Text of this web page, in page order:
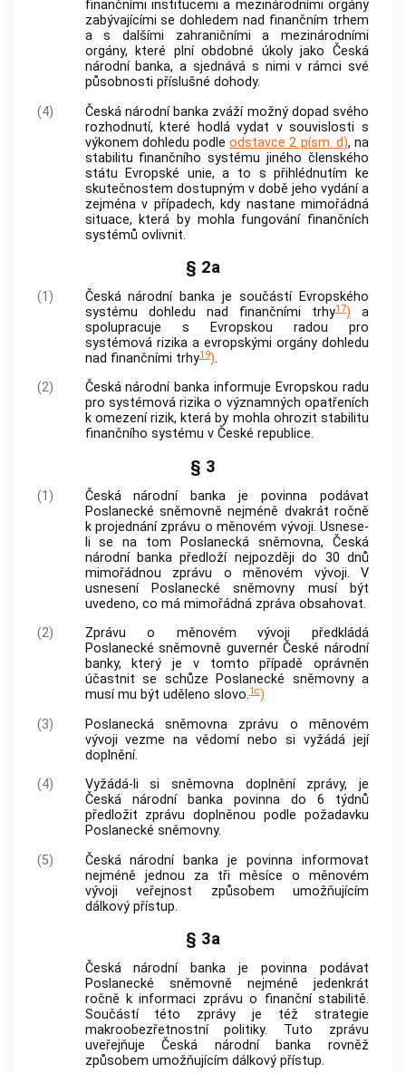
finančními institucemi a mezinárodními orgány
zabývajícími se dohledem nad finančním trhem
a s dalšími zahraničními a mezinárodními
orgány, které plní obdobné úkoly jako Česká
národní banka, a sjednává s nimi v rámci své
působnosti příslušné dohody.
(4)
Česká národní banka zváží možný dopad svého
rozhodnutí, které hodlá vydat v souvislosti s
výkonem dohledu podleodstavce 2 písm. d), na
stabilitu finančního systému jiného členského
státu Evropské unie, a to s přihlédnutím ke
skutečnostem dostupným v době jeho vydání a
zejména v případech, kdy nastane mimořádná
situace, která by mohla fungování finančních
systémů ovlivnit.
§ 2a
(1) Česká národní banka je součástí Evropského
systému dohledu nad finančními trhy17) a
spolupracuje s Evropskou radou pro
systémová rizika a evropskými orgány dohledu
nad finančními trhy19).
(2)
Česká národní banka informuje Evropskou radu
pro systémová rizika o významných opatřeních
k omezení rizik, která by mohla ohrozit stabilitu
finančního systému v České republice.
§ 3
(1) Česká národní banka je povinna podávat
Poslanecké sněmovně nejméně dvakrát ročně
k projednání zprávu o měnovém vývoji. Usnese-
li se na tom Poslanecká sněmovna, Česká
národní bankapředloží nejpozději do 30 dnů
mimořádnou zprávu o měnovém vývoji. V
usnesení Poslanecké sněmovny musí být
uvedeno, co má mimořádná zpráva obsahovat.
(2)
Zprávu o měnovém vývoji předkládá
Poslanecké sněmovně guvernérČeské národní
banky, který je v tomto případě oprávněn
účastnit se schůze Poslanecké sněmovny a
musí mu být uděleno slovo.1c)
(3)
Poslanecká sněmovna zprávu o měnovém
vývoji vezme na vědomí nebo si vyžádá její
doplnění.
(4)
Vyžádá-li si sněmovna doplnění zprávy, je
Česká národní bankapovinna do 6 týdnů
předložit zprávu doplněnou podle požadavku
Poslanecké sněmovny.
(5)
Česká národní banka je povinna informovat
nejméně jednou za tři měsíce o měnovém
vývoji veřejnost způsobem umožňujícím
dálkový přístup.
§ 3a
Česká národní banka je povinna podávat
Poslanecké sněmovně nejméně jedenkrát
ročně k informaci zprávu o finanční stabilitě.
Součástí této zprávy je též strategie
makroobezřetnostní politiky. Tuto zprávu
uveřejňujeČeská národní banka rovněž
způsobem umožňujícím dálkový přístup.